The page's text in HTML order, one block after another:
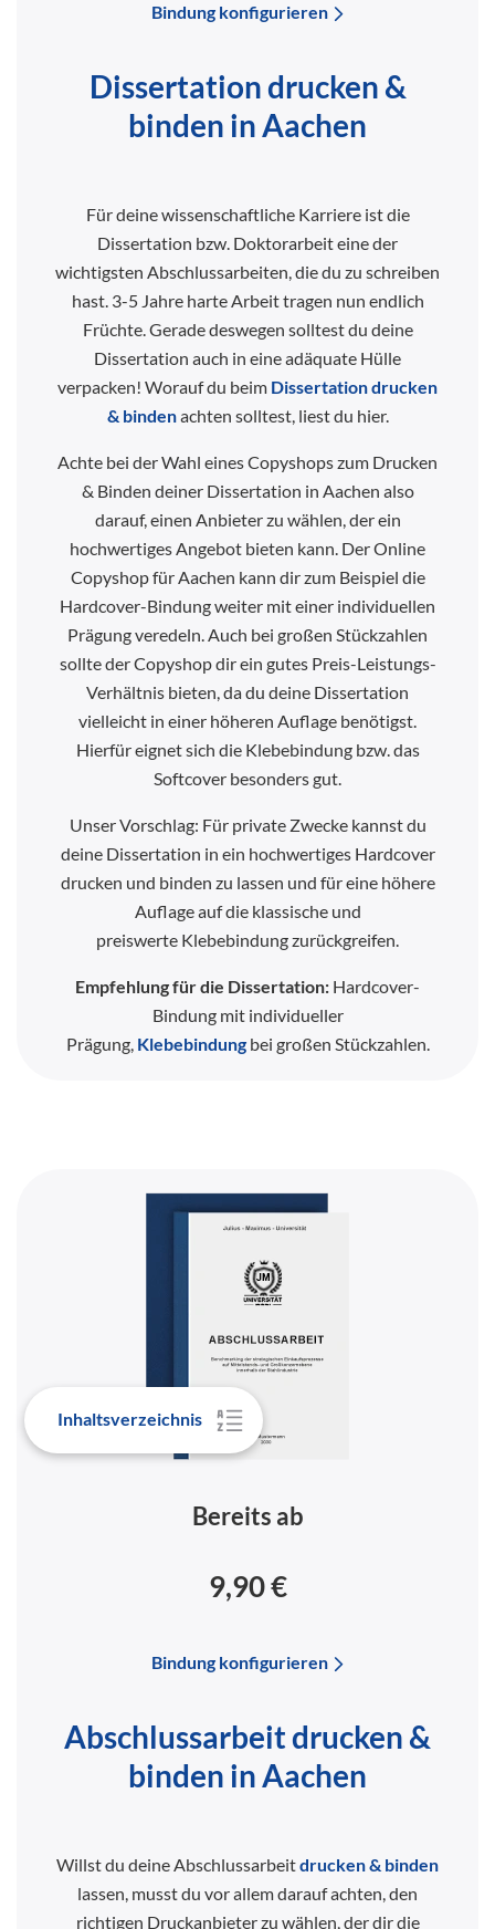
Inhaltsverzeichnis
Bindung konfigurieren
Dissertation drucken &
binden in Aachen
Für deine wissenschaftliche Karriere ist die
Dissertation bzw. Doktorarbeit eine der
wichtigsten Abschlussarbeiten, die du zu schreiben
hast. 3-5 Jahre harte Arbeit tragen nun endlich
Früchte. Gerade deswegen solltest du deine
Dissertation auch in eine adäquate Hülle
verpacken! Worauf du beim Dissertation drucken
& bindenachten solltest, liest du hier.
Achte bei der Wahl eines Copyshops zum Drucken
& Binden deiner Dissertation in Aachen also
darauf, einen Anbieter zu wählen, der ein
hochwertiges Angebot bieten kann. Der Online
Copyshop für Aachen kann dir zum Beispiel die
Hardcover-Bindung weiter mit einer individuellen
Prägung veredeln. Auch bei großen Stückzahlen
sollte der Copyshop dir ein gutes Preis-Leistungs-
Verhältnis bieten, da du deine Dissertation
vielleicht in einer höheren Auflage benötigst.
Hierfür eignet sich die Klebebindung bzw. das
Softcover besonders gut.
Unser Vorschlag: Für private Zwecke kannst du
deine Dissertation in ein hochwertiges Hardcover
drucken und binden zu lassen und für eine höhere
Auflage auf die klassische und
preiswerte Klebebindung zurückgreifen.
Empfehlung für die Dissertation: Hardcover-
Bindung mit individueller
Prägung, Klebebindungbei großen Stückzahlen.
Bereits ab
9,90 €
Bindung konfigurieren
Abschlussarbeit drucken &
binden in Aachen
Willst du deine Abschlussarbeitdrucken & binden
lassen, musst du vor allem darauf achten, den
richtigen Druckanbieter zu wählen, der dir die